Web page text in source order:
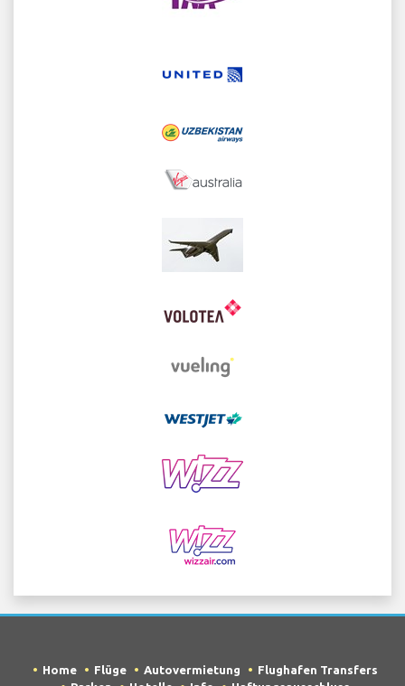
Home Flüge Autovermietung
Flughafen Transfers